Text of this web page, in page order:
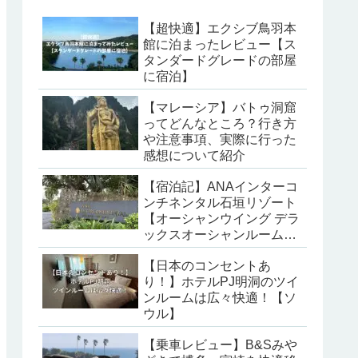
【超快適】エクシブ鳥羽本
館に泊まったレビュー【ス
タンダードグレードの部屋
に宿泊】
【マレーシア】バトゥ洞窟
ってどんなところ？行き方
や注意事項、実際に行った
感想について紹介
【宿泊記】ANAインターコ
ンチネンタル石垣リゾート
【オーシャンウイング デラ
ックスオーシャンルームに
宿泊】
【日本のコンセントあ
り！】ホテルPJ明洞のツイ
ンルームは広々快適！【ソ
ウル】
【乗車レビュー】B&Sみや